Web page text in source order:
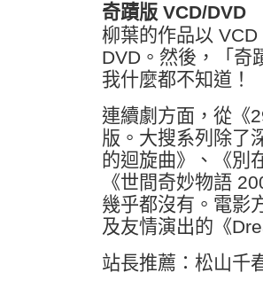
奇蹟版 VCD/DVD
柳葉的作品以
DVD。然後，「奇
我什麼都不知道！
連續劇方面，從《
版。大搜系列除了
的迴旋曲》、《別
《世間奇妙物語
幾乎都沒有。電影
及友情演出的《
站長推薦：松山千